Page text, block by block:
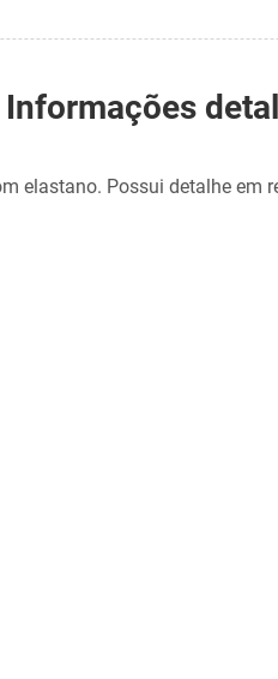
Informações
elastano. Possui detalhe em